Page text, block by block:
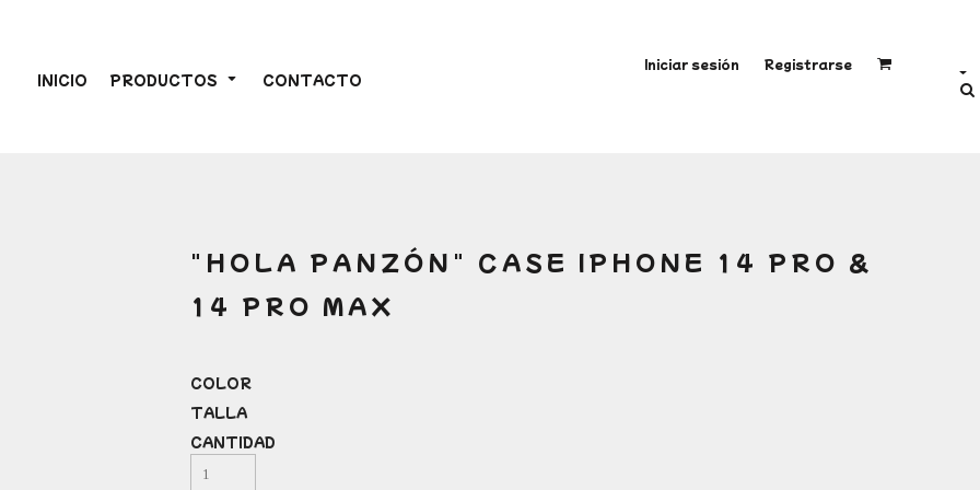
INICIO PRODUCTOS CONTACTO
Iniciar sesión Registrarse
"HOLA PANZÓN" CASE IPHONE 14 PRO &
14 PRO MAX
COLOR
TALLA
CANTIDAD